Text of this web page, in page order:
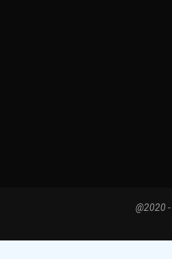
@2020 -